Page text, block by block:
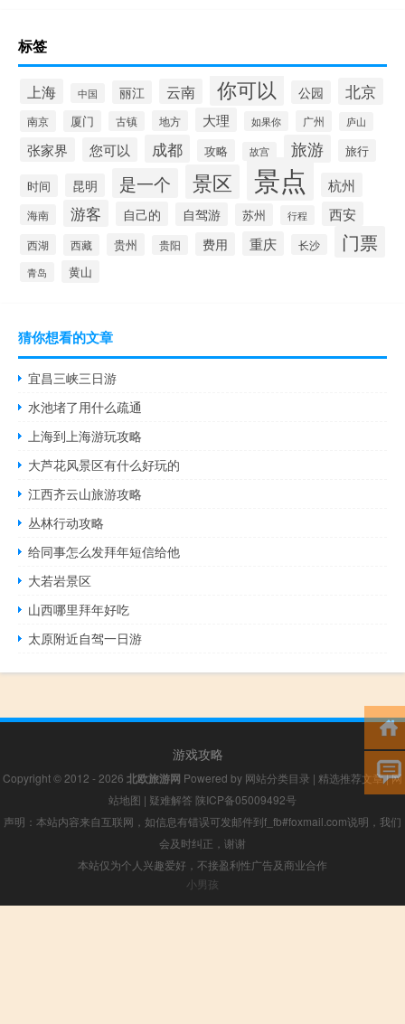
标签
上海 中国 丽江 云南 你可以 公园 北京
南京 厦门 古镇 地方 大理 如果你 广州 庐山
张家界 您可以 成都 攻略 故宫 旅游 旅行
时间 昆明 是一个 景区 景点 杭州
海南 游客 自己的 自驾游 苏州 行程 西安
西湖 西藏 贵州 贵阳 费用 重庆 长沙 门票
青岛 黄山
猜你想看的文章
宜昌三峡三日游
水池堵了用什么疏通
上海到上海游玩攻略
大芦花风景区有什么好玩的
江西齐云山旅游攻略
丛林行动攻略
给同事怎么发拜年短信给他
大若岩景区
山西哪里拜年好吃
太原附近自驾一日游
游戏攻略
Copyright © 2012 - 2026 北欧旅游网 Powered by 网站分类目录 | 精选推荐文章|网
站地图 | 疑难解答 陕ICP备05009492号
声明：本站内容来自互联网，如信息有错误可发邮件到f_fb#foxmail.com说明，我们
会及时纠正，谢谢
本站仅为个人兴趣爱好，不接盈利性广告及商业合作
小男孩